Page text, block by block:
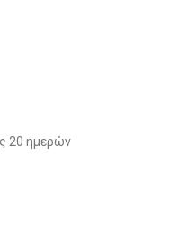
20 ημερών